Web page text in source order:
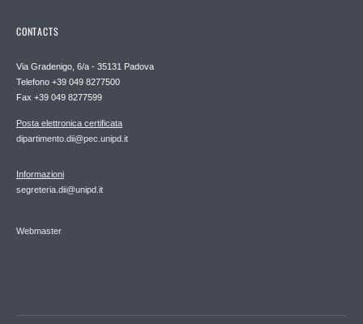
CONTACTS
Via Gradenigo, 6/a - 35131 Padova
Telefono +39 049 8277500
Fax +39 049 8277599
Posta elettronica certificata
dipartimento.dii@pec.unipd.it
Informazioni
segreteria.dii@unipd.it
Webmaster